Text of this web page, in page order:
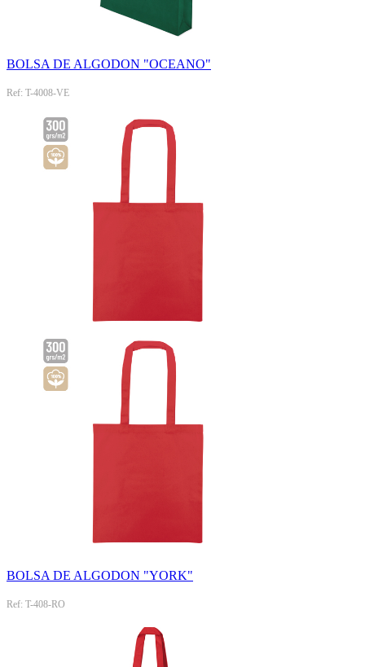
BOLSA DE ALGODON "OCEANO"
Ref: T-4008-VE
BOLSA DE ALGODON "YORK"
Ref: T-408-RO